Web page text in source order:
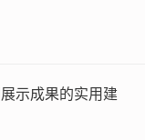
示成果的实用建